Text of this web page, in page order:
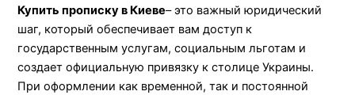
Купить прописку в Киеве– это важный юридический
шаг, который обеспечивает вам доступ к
государственным услугам, социальным льготам и
создает официальную привязку к столице Украины.
При оформлении как временной, так и постоянной